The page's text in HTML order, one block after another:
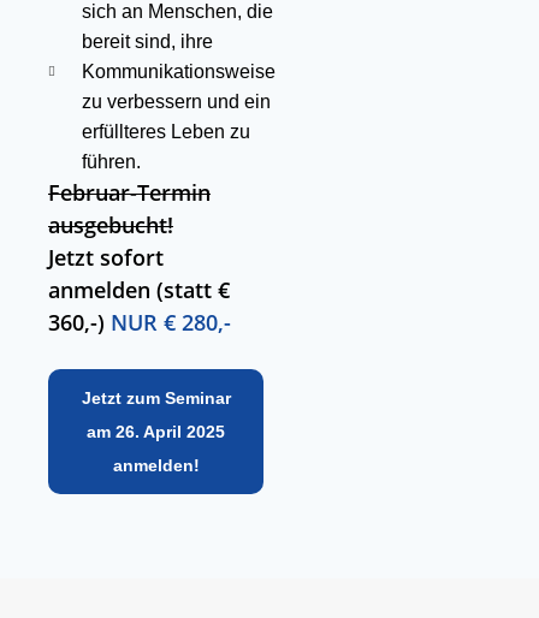
sich an Menschen, die
bereit sind, ihre
Kommunikationsweise
zu verbessern und ein
erfüllteres Leben zu
führen.
Februar-Termin
ausgebucht!
Jetzt sofort
anmelden (statt €
360,-) NUR € 280,-
Jetzt zum Seminar
am 26. April 2025
anmelden!